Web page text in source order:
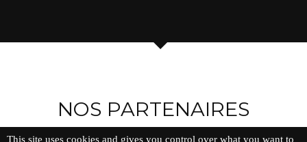
NOS PARTENAIRES
This site uses cookies and gives you control over what you want to